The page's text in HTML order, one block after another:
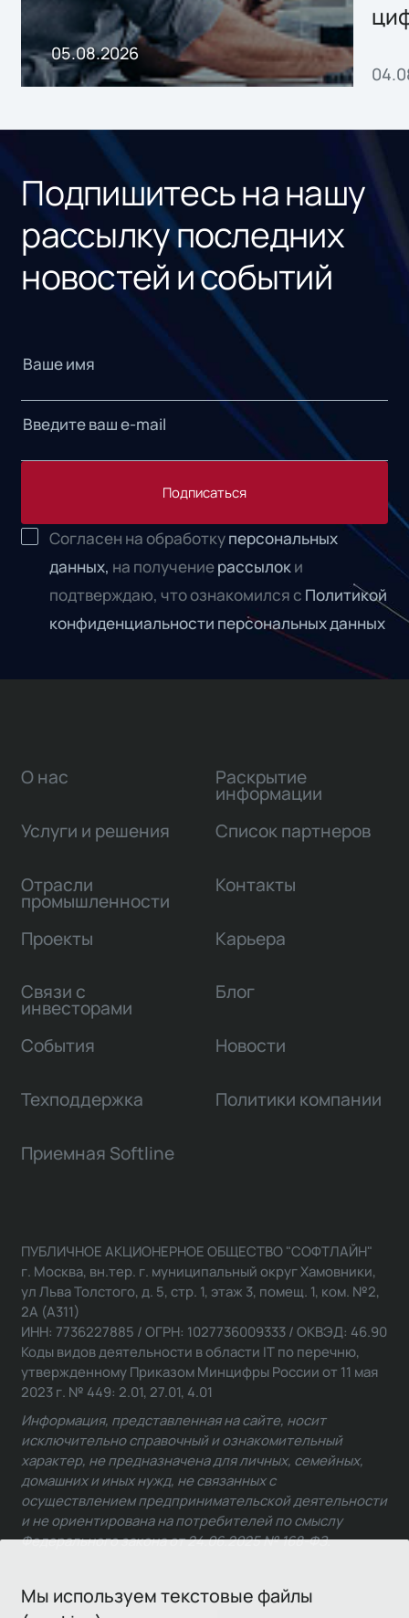
05.08.2026
Подпишитесь на нашу
рассылку последних
новостей и событий
Подписаться
Согласен на обработкуперсональных
данных, на получениерассылок и
подтверждаю, что ознакомился с Политикой
конфиденциальности персональных данных
Мы используем текстовые файлы
О нас
Услуги и решения
Отрасли
промышленности
Проекты
Связи с
инвесторами
Раскрытие
информации
Список партнеров
Контакты
Карьера
Блог
События Новости
Техподдержка Политики компании
Приемная Softline
ПУБЛИЧНОЕ АКЦИОНЕРНОЕ ОБЩЕСТВО "СОФТЛАЙН"
г. Москва, вн.тер. г. муниципальный округ Хамовники,
ул Льва Толстого, д. 5, стр. 1, этаж 3, помещ. 1, ком. №2,
2А (А311)
ИНН: 7736227885 / ОГРН: 1027736009333 / ОКВЭД: 46.90
Коды видов деятельности в области IT по перечню,
утвержденному Приказом Минцифры России от 11 мая
2023 г. № 449: 2.01, 27.01, 4.01
Информация, представленная на сайте, носит
исключительно справочный и ознакомительный
характер, не предназначена для личных, семейных,
домашних и иных нужд, не связанных с
осуществлением предпринимательской деятельности
и не ориентирована на потребителей по смыслу
Федерального закона от 24.06.2025 № 168-ФЗ.